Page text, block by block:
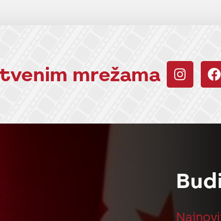
mrežama